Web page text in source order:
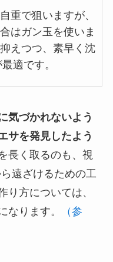
重で狙いますが、
はガン玉を使いま
えつつ、素早く沈
適です。
気づかれないよう
サを発見したよう
長く取るのも、視
遠ざけるための工
り方については、
なります。
（参